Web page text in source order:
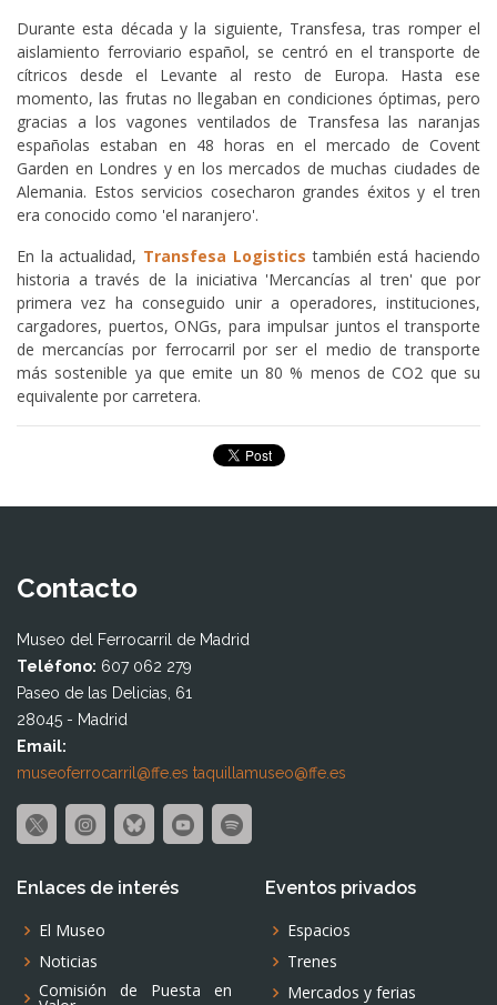
Durante esta década y la siguiente, Transfesa, tras romper el
aislamiento ferroviario español, se centró en el transporte de
cítricos desde el Levante al resto de Europa. Hasta ese
momento, las frutas no llegaban en condiciones óptimas, pero
gracias a los vagones ventilados de Transfesa las naranjas
españolas estaban en 48 horas en el mercado de Covent
Garden en Londres y en los mercados de muchas ciudades de
Alemania. Estos servicios cosecharon grandes éxitos y el tren
era conocido como 'el naranjero'.
En la actualidad, Transfesa Logistics también está haciendo
historia a través de la iniciativa 'Mercancías al tren' que por
primera vez ha conseguido unir a operadores, instituciones,
cargadores, puertos, ONGs, para impulsar juntos el transporte
de mercancías por ferrocarril por ser el medio de transporte
más sostenible ya que emite un 80 % menos de CO2 que su
equivalente por carretera.
Contacto
Museo del Ferrocarril de Madrid
Teléfono: 607 062 279
Paseo de las Delicias, 61
28045 - Madrid
Email:
museoferrocarril@ffe.es taquillamuseo@ffe.es
Enlaces de interés
El Museo
Noticias
Comisión de Puesta en
Eventos privados
Espacios
Trenes
Mercados y ferias